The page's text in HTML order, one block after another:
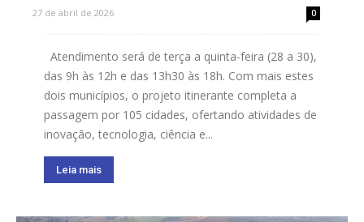
27 de abril de 2026 0
Atendimento será de terça a quinta-feira (28 a 30),
das 9h às 12h e das 13h30 às 18h. Com mais estes
dois municípios, o projeto itinerante completa a
passagem por 105 cidades, ofertando atividades de
inovação, tecnologia, ciência e...
Leia mais